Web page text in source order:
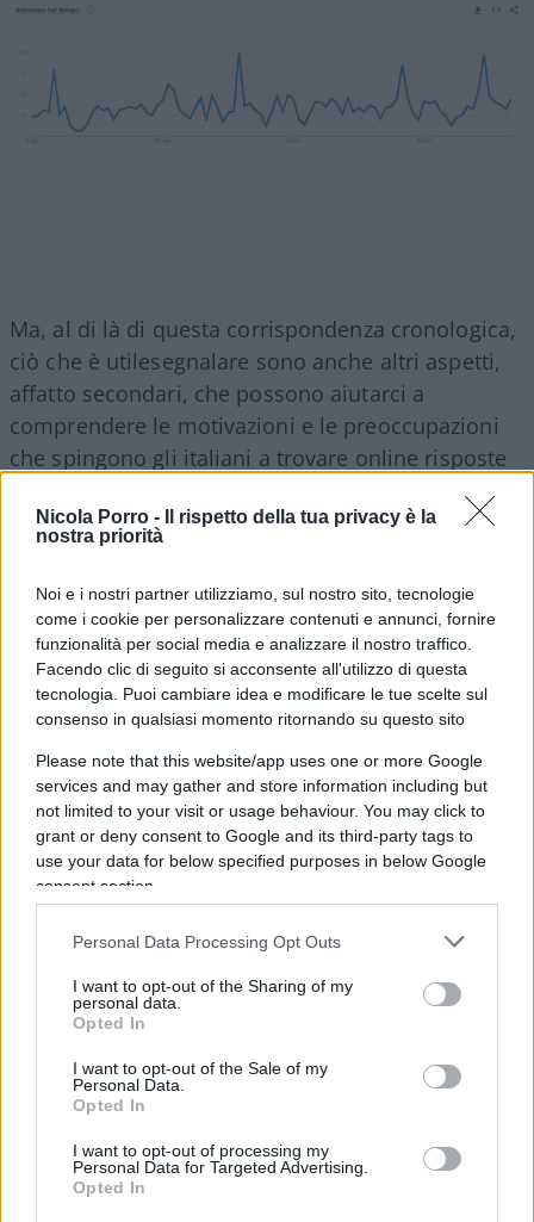
Nicola Porro -
Il rispetto della tua privacy è la
nostra priorità
Noi e i nostri partner utilizziamo, sul nostro sito, tecnologie
come i cookie per personalizzare contenuti e annunci, fornire
funzionalità per social media e analizzare il nostro traffico.
Facendo clic di seguito si acconsente all'utilizzo di questa
tecnologia. Puoi cambiare idea e modificare le tue scelte sul
consenso in qualsiasi momento ritornando su questo sito
Please note that this website/app uses one or more Google
services and may gather and store information including but
not limited to your visit or usage behaviour. You may click to
grant or deny consent to Google and its third-party tags to
use your data for below specified purposes in below Google
consent section.
Personal Data Processing Opt Outs
I want to opt-out of the Sharing of my
personal data.
Opted In
I want to opt-out of the Sale of my
Personal Data.
Opted In
I want to opt-out of processing my
Personal Data for Targeted Advertising.
Opted In
Ma, al di là di questa corrispondenza cronologica,
ciò che è utilesegnalare sono anche altri aspetti,
affatto secondari, che possono aiutarci a
comprendere le motivazioni e le preoccupazioni
che spingono gli italiani a trovare online risposte
Un primo elementoda sottolineare attiene alla
crescita dei volumi di ricerca: nel solo mese di
ottobre, infatti, le ricerche sul termine inflazione
hanno incassato due picchi, rispettivamente il 13
e il 28 ottobre.
Un secondo dato, forse ancor più interessante,
riguarda la geografia delle ricerche.
Ebbene, le prime dieci regioni che in assoluto
superiore a tutte le altre sono quelle del centro-
nord. E a ben guardare tra queste le prime cinque
sono tutte regioni dell’Italia settentrionale: Valle
d’Aosta, Emilia Romagna, Lombardia, Piemonte e